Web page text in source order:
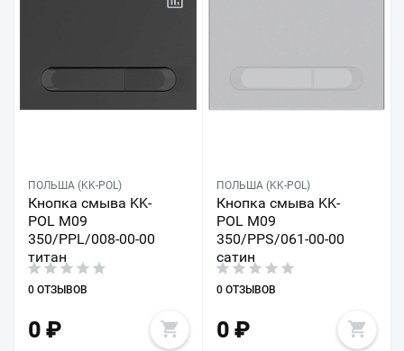
ПОЛЬША (KK-POL)
Кнопка смыва KK-
POL M09
350/PPL/008-00-00
титан
0 ОТЗЫВОВ
0 ₽
ПОЛЬША (KK-POL)
Кнопка смыва KK-
POL M09
350/PPS/061-00-00
сатин
0 ОТЗЫВОВ
0₽